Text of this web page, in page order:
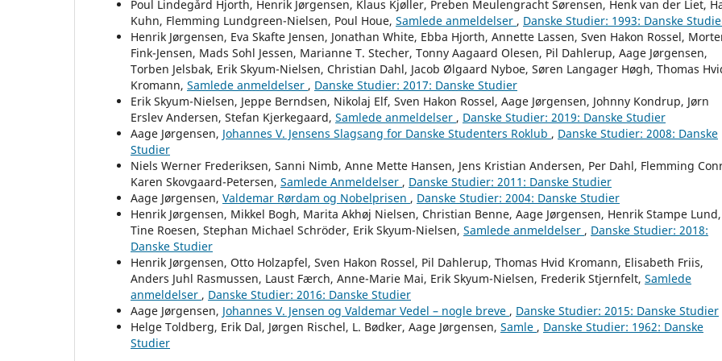
Poul Lindegård Hjorth, Henrik Jørgensen, Klaus Kjøller, Preben Meulengracht Sørensen, Henk van der Liet,
Kuhn, Flemming Lundgreen-Nielsen, Poul Houe, Samlede anmeldelser , Danske Studier: 1993: Danske
Henrik Jørgensen, Eva Skafte Jensen, Jonathan White, Ebba Hjorth, Annette Lassen, Sven Hakon Rossel,
Fink-Jensen, Mads Sohl Jessen, Marianne T. Stecher, Tonny Aagaard Olesen, Pil Dahlerup, Aage Jørgensen,
Torben Jelsbak, Erik Skyum-Nielsen, Christian Dahl, Jacob Ølgaard Nyboe, Søren Langager Høgh, Thomas
Kromann, Samlede anmeldelser , Danske Studier: 2017: Danske Studier
Erik Skyum-Nielsen, Jeppe Berndsen, Nikolaj Elf, Sven Hakon Rossel, Aage Jørgensen, Johnny Kondrup, Jørn
Erslev Andersen, Stefan Kjerkegaard, Samlede anmeldelser , Danske Studier: 2019: Danske Studier
Aage Jørgensen, Johannes V. Jensens Slagsang for Danske Studenters Roklub , Danske Studier: 2008: Danske
Studier
Niels Werner Frederiksen, Sanni Nimb, Anne Mette Hansen, Jens Kristian Andersen, Per Dahl, Flemming
Karen Skovgaard-Petersen, Samlede Anmeldelser , Danske Studier: 2011: Danske Studier
Aage Jørgensen, Valdemar Rørdam og Nobelprisen , Danske Studier: 2004: Danske Studier
Henrik Jørgensen, Mikkel Bogh, Marita Akhøj Nielsen, Christian Benne, Aage Jørgensen, Henrik Stampe Lund,
Tine Roesen, Stephan Michael Schröder, Erik Skyum-Nielsen, Samlede anmeldelser , Danske Studier: 2018:
Danske Studier
Henrik Jørgensen, Otto Holzapfel, Sven Hakon Rossel, Pil Dahlerup, Thomas Hvid Kromann, Elisabeth Friis,
Anders Juhl Rasmussen, Laust Færch, Anne-Marie Mai, Erik Skyum-Nielsen, Frederik Stjernfelt, Samlede
anmeldelser , Danske Studier: 2016: Danske Studier
Aage Jørgensen, Johannes V. Jensen og Valdemar Vedel – nogle breve , Danske Studier: 2015: Danske Studier
Helge Toldberg, Erik Dal, Jørgen Rischel, L. Bødker, Aage Jørgensen, Samle , Danske Studier: 1962: Danske
Studier